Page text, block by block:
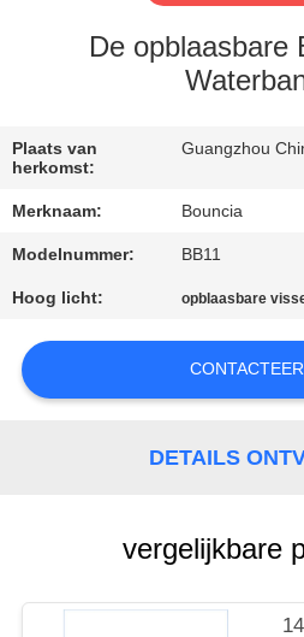
FABRIEKSREIS
CONTACTEER
ONS
VERZOEK
OM
EEN
PRIVACY
POLICY
De opblaasbare
Plaats van
herkomst:
Guangzhou
Merknaam: Bouncia
Modelnummer: BB11
Hoog licht: opblaasbare
DETAILS
vergelijkbare